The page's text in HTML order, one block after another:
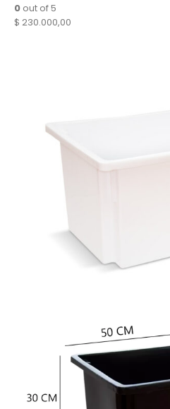
0 out of 5
$ 230.000,00